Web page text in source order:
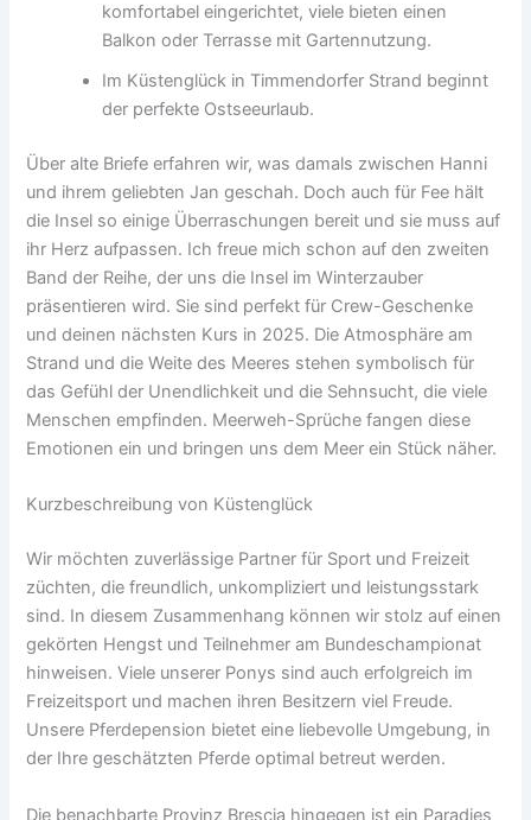
komfortabel eingerichtet, viele bieten einen
Balkon oder Terrasse mit Gartennutzung.
Im Küstenglück in Timmendorfer Strand beginnt
der perfekte Ostseeurlaub.
Über alte Briefe erfahren wir, was damals zwischen Hanni
und ihrem geliebten Jan geschah. Doch auch für Fee hält
die Insel so einige Überraschungen bereit und sie muss auf
ihr Herz aufpassen. Ich freue mich schon auf den zweiten
Band der Reihe, der uns die Insel im Winterzauber
präsentieren wird. Sie sind perfekt für Crew-Geschenke
und deinen nächsten Kurs in 2025. Die Atmosphäre am
Strand und die Weite des Meeres stehen symbolisch für
das Gefühl der Unendlichkeit und die Sehnsucht, die viele
Menschen empfinden. Meerweh-Sprüche fangen diese
Emotionen ein und bringen uns dem Meer ein Stück näher.
Kurzbeschreibung von Küstenglück
Wir möchten zuverlässige Partner für Sport und Freizeit
züchten, die freundlich, unkompliziert und leistungsstark
sind. In diesem Zusammenhang können wir stolz auf einen
gekörten Hengst und Teilnehmer am Bundeschampionat
hinweisen. Viele unserer Ponys sind auch erfolgreich im
Freizeitsport und machen ihren Besitzern viel Freude.
Unsere Pferdepension bietet eine liebevolle Umgebung, in
der Ihre geschätzten Pferde optimal betreut werden.
Die benachbarte Provinz Brescia hingegen ist ein Paradies